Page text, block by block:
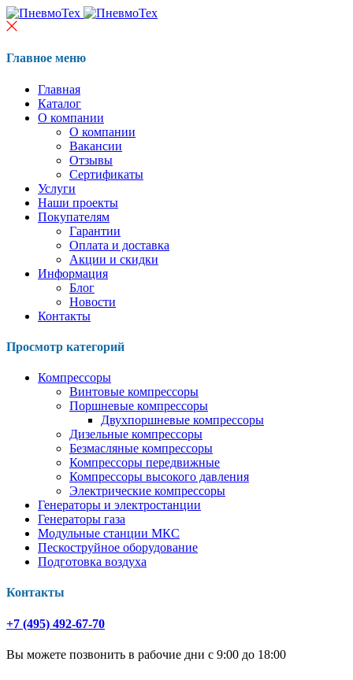
Главное меню
Главная
Каталог
О компании
О компании
Вакансии
Отзывы
Сертификаты
Услуги
Наши проекты
Покупателям
Гарантии
Оплата и доставка
Акции и скидки
Информация
Блог
Новости
Контакты
Просмотр категорий
Компрессоры
Винтовые компрессоры
Поршневые компрессоры
Двухпоршневые компрессоры
Дизельные компрессоры
Безмасляные компрессоры
Компрессоры передвижные
Компрессоры высокого давления
Электрические компрессоры
Генераторы и электростанции
Генераторы газа
Модульные станции МКС
Пескоструйное оборудование
Подготовка воздуха
Контакты
+7 (495) 492-67-70
Вы можете позвонить в рабочие дни с 9:00 до 18:00